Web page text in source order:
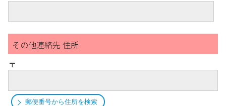
その他連絡先 住所
〒
郵便番号から住所を検索